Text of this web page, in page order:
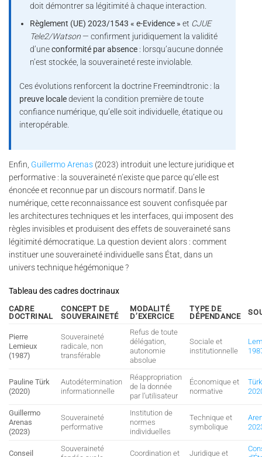
doit démontrer sa légitimité à chaque interaction.
Règlement (UE) 2023/1543 « e-Evidence » et CJUE
Tele2/Watson — confirment juridiquement la validité
d’uneconformité par absence : lorsqu’aucune donnée
n’est stockée, la souveraineté reste inviolable.
Ces évolutions renforcent la doctrine Freemindtronic : la
preuve localedevient la condition première de toute
confiance numérique, qu’elle soit individuelle, étatique ou
interopérable.
Enfin, Guillermo Arenas (2023) introduit une lecture juridique et
performative : la souveraineté n’existe que parce qu’elle est
énoncée et reconnue par un discours normatif. Dans le
numérique, cette reconnaissance est souvent confisquée par
les architectures techniques et les interfaces, qui imposent des
règles invisibles et produisent des effets de souveraineté sans
légitimité démocratique. La question devient alors : comment
instituer une souveraineté individuelle sans État, dans un
univers technique hégémonique ?
Tableau des cadres doctrinaux
CADRE
DOCTRINAL
CONCEPT DE
SOUVERAINETÉ
MODALITÉ
D’EXERCICE
TYPE DE
DÉPENDANCE
Pierre
Lemieux
(1987)
Souveraineté
radicale, non
transférable
Refus de toute
délégation,
autonomie
absolue
Sociale et
institutionnelle
Pauline Türk
(2020)
Autodétermination
informationnelle
Réappropriation
de la donnée
par l’utilisateur
Économique et
normative
Guillermo
Arenas
(2023)
Souveraineté
performative
Institution de
normes
individuelles
Technique et
symbolique
Conseil
Souveraineté
Coordination et Juridique et